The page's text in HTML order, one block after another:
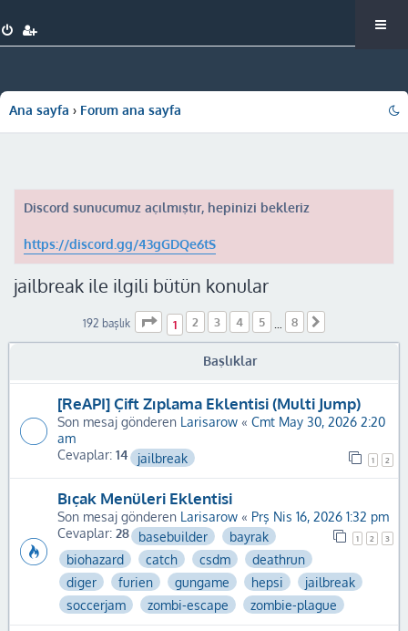
Ana sayfa Forum ana sayfa
Discord sunucumuz açılmıştır, hepinizi bekleriz
https://discord.gg/43gGDQe6tS
jailbreak ile ilgili bütün konular
192 başlık . sayfa (Toplam sayfa)
1 2 3 4 5 … 8
Başlıklar
[ReAPI] Çift Zıplama Eklentisi (Multi Jump)
Son mesaj gönderen Larisarow « Cmt May 30, 2026 2:20
am
Cevaplar: 14 1 2
jailbreak
Bıçak Menüleri Eklentisi
Son mesaj gönderen Larisarow « Prş Nis 16, 2026 1:32 pm
Cevaplar: 28 1 2 3
basebuilder
bayrak
biohazard
catch csdm
deathrun
diger
furien gungame hepsi
jailbreak
soccerjam
zombi-escape zombie-plague